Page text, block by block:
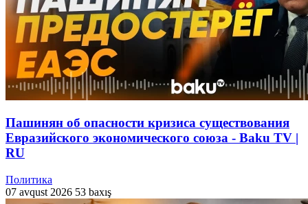
Пашинян об опасности кризиса существования
Евразийского экономического союза - Baku TV |
RU
Политика
07 avqust 2026 53 baxış